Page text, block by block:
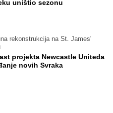
uništio sezonu
rekonstrukcija na St. James'
projekta Newcastle Uniteda
novih Svraka